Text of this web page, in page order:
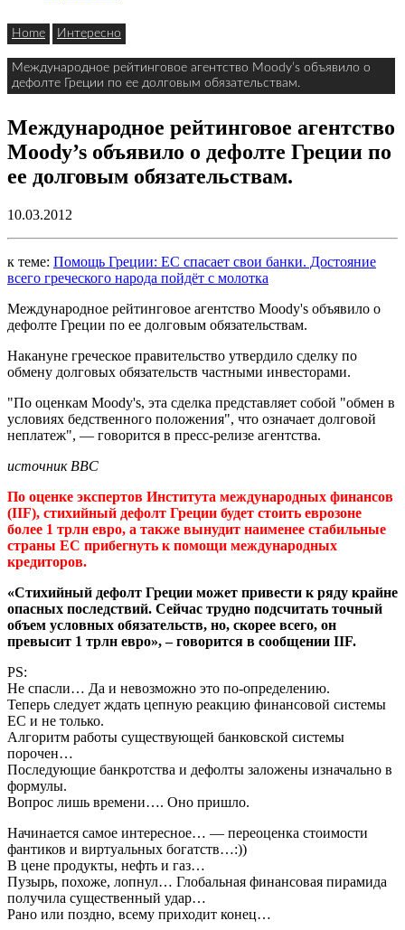
Home Интересно
Международное рейтинговое агентство Moody’s объявило о
дефолте Греции по ее долговым обязательствам.
Международное рейтинговое агентство
Moody’s объявило о дефолте Греции по
ее долговым обязательствам.
10.03.2012
к теме: Помощь Греции: ЕС спасает свои банки. Достояние
всего греческого народа пойдёт с молотка
Международное рейтинговое агентство Moody's объявило о
дефолте Греции по ее долговым обязательствам.
Накануне греческое правительство утвердило сделку по
обмену долговых обязательств частными инвесторами.
"По оценкам Moody's, эта сделка представляет собой "обмен в
условиях бедственного положения", что означает долговой
неплатеж", — говорится в пресс-релизе агентства.
источник BBC
По оценке экспертов Института международных финансов
(IIF), стихийный дефолт Греции будет стоить еврозоне
более 1 трлн евро, а также вынудит наименее стабильные
страны ЕС прибегнуть к помощи международных
кредиторов.
«Стихийный дефолт Греции может привести к ряду крайне
опасных последствий. Сейчас трудно подсчитать точный
объем условных обязательств, но, скорее всего, он
превысит 1 трлн евро», – говорится в сообщении IIF.
PS:
Не спасли… Да и невозможно это по-определению.
Теперь следует ждать цепную реакцию финансовой системы
ЕС и не только.
Алгоритм работы существующей банковской системы
порочен…
Последующие банкротства и дефолты заложены изначально в
формулы.
Вопрос лишь времени…. Оно пришло.
Начинается самое интересное… — переоценка стоимости
фантиков и виртуальных богатств…:))
В цене продукты, нефть и газ…
Пузырь, похоже, лопнул… Глобальная финансовая пирамида
получила существенный удар…
Рано или поздно, всему приходит конец…